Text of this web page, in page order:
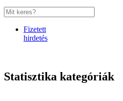
Fizetett
hirdetés
Statisztika kategóriák